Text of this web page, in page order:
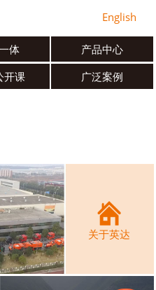
English
体
产品中心
开课 广泛案例
关于英达